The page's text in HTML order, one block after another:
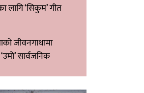
लागि ‘सिकुम’ गीत
जीवनगाथामा
सार्वजनिक